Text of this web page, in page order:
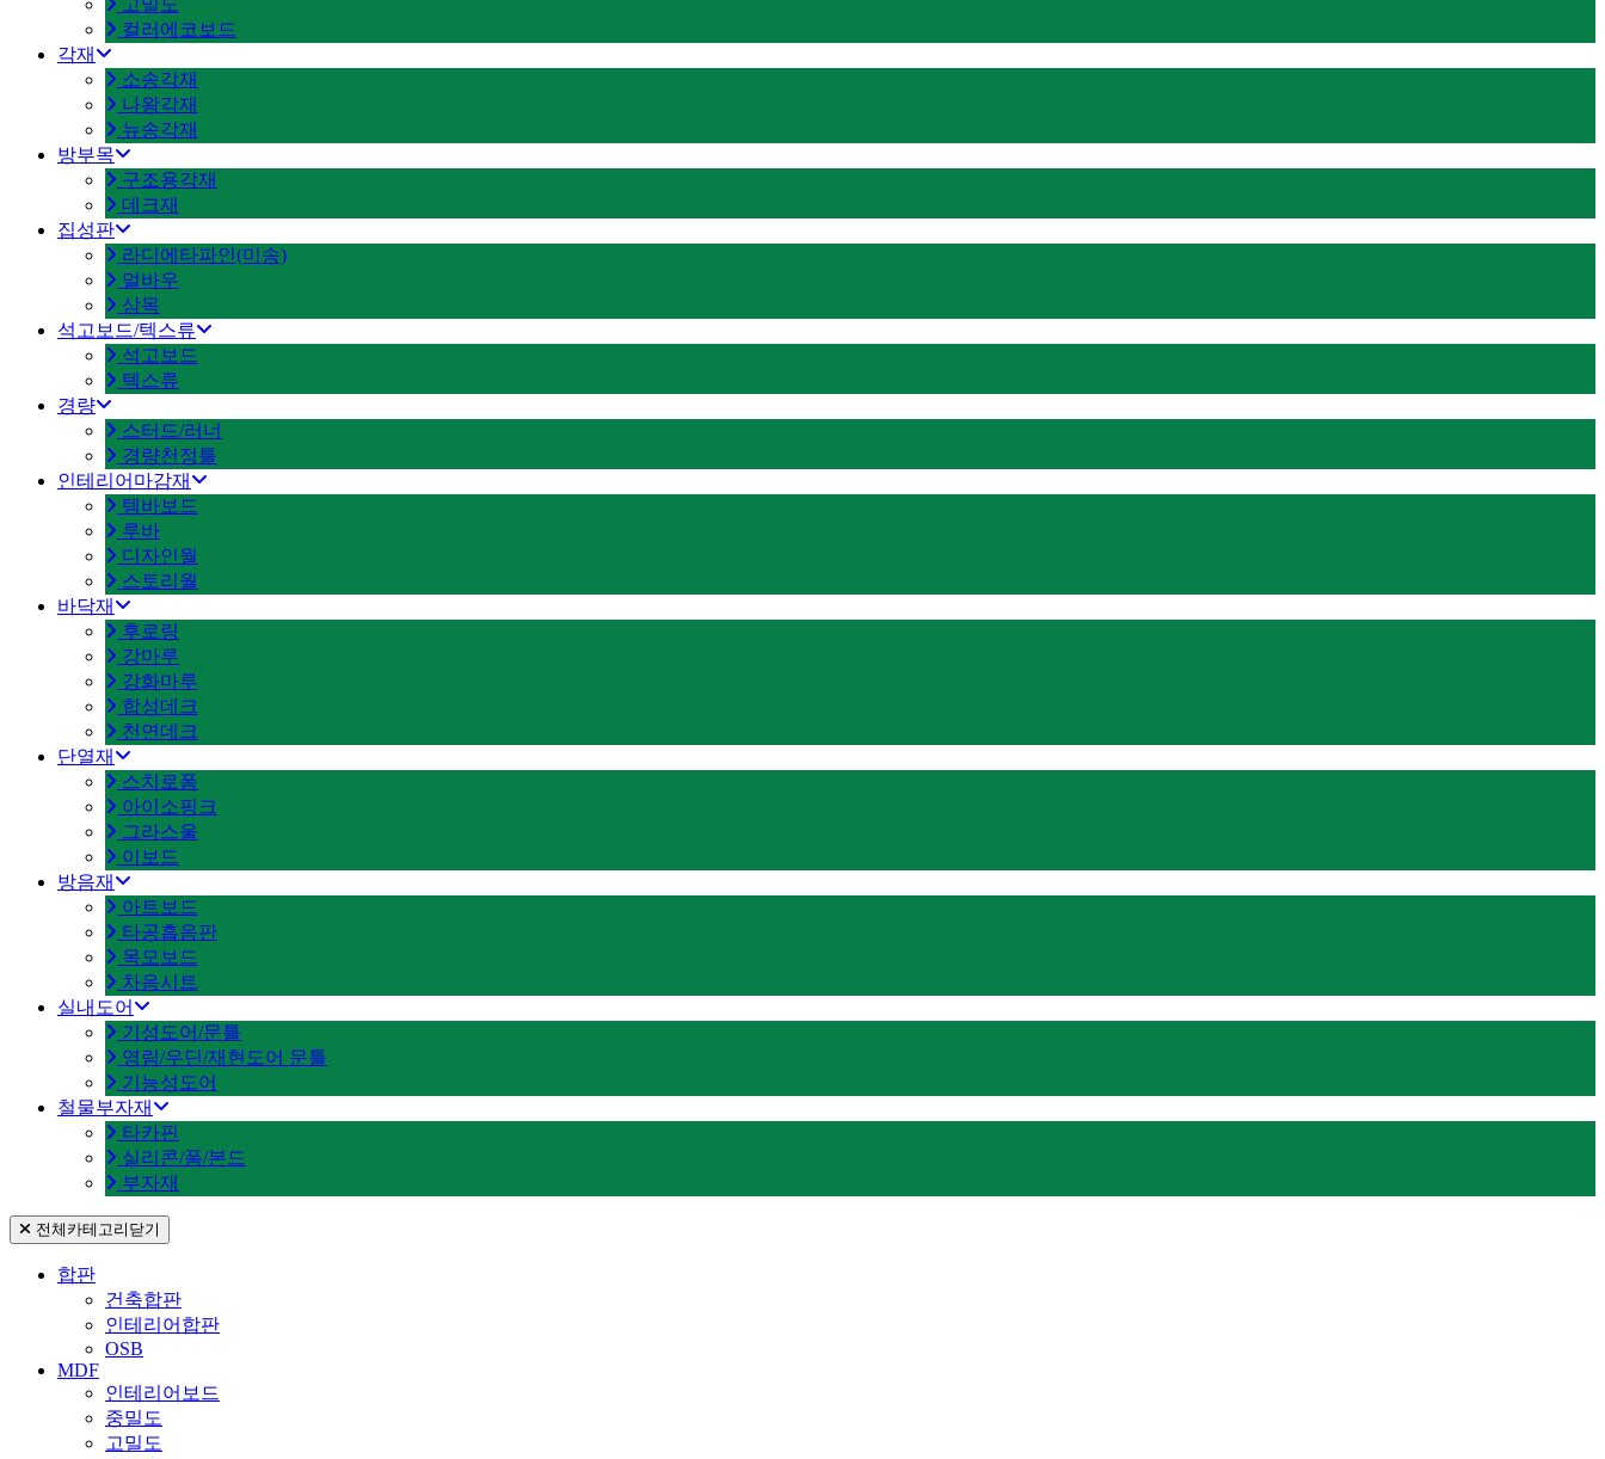
고밀도
컬러에코보드
각재
소송각재
나왕각재
뉴송각재
방부목
구조용각재
데크재
집성판
라디에타파인(미송)
멀바우
삼목
석고보드/텍스류
석고보드
텍스류
경량
스터드/러너
경량천정틀
인테리어마감재
템바보드
루바
디자인월
스토리월
바닥재
후로링
강마루
강화마루
합성데크
천연데크
단열재
스치로폼
아이소핑크
그라스울
이보드
방음재
아트보드
타공흡음판
목모보드
차음시트
실내도어
기성도어/문틀
영림/우딘/재현도어 문틀
기능성도어
철물부자재
타카핀
실리콘/폼/본드
부자재
전체카테고리 닫기
합판
건축합판
인테리어합판
OSB
MDF
인테리어보드
중밀도
고밀도